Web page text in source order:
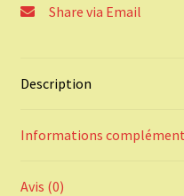
Share via Email
Description
Informations
Avis (0)